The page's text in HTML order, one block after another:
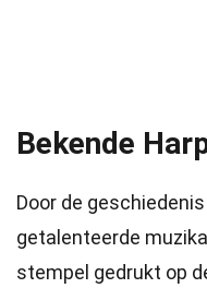
Bekende
Door de
getalenteerde
stempel gedrukt op